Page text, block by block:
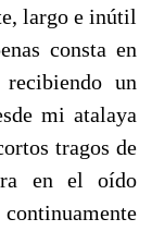
largo e inútil
consta en
un
mi atalaya
tragos de
en el oído